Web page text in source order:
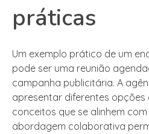
práticas
Um exemplo prático de um
pode ser uma reunião
campanha publicitária. A
apresentar diferentes opções
conceitos que se alinhem
abordagem colaborativa